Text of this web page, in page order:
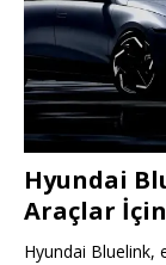
Hyundai
Araçlar
Hyundai Bluelink,